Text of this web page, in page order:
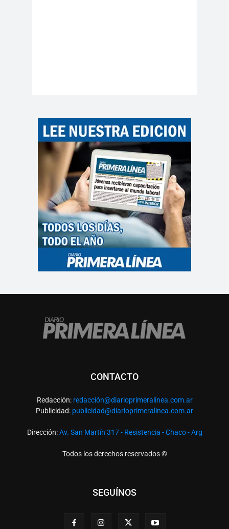
CONTACTO
Redacción: redacción@diarioprimeralinea.com.ar
Publicidad: publicidad@diarioprimeralinea.com.ar
Dirección:Av. San Martín 317 - Resistencia - Chaco - Arg
Todos los derechos reservados ©
SEGUÍNOS